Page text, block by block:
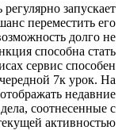
регулярно
шанс
если возможность
эта функция
сервисах сервис
очередной 7к
— отображать
и дела,
текущей